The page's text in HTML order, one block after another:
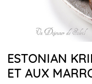
ESTONIAN
ET AUX